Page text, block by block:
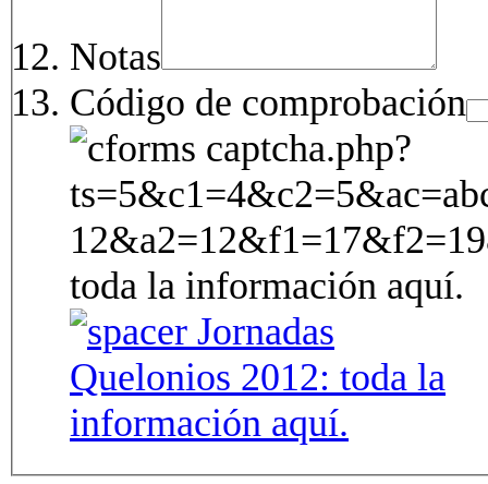
Notas
Código de comprobación